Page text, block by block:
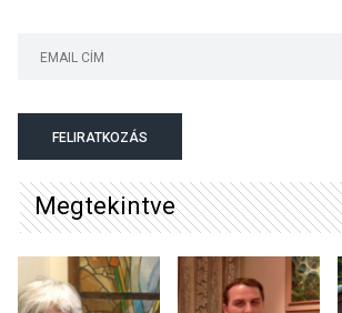
lesz a pilismaróti Duna-
Különleges nyári élményt
kínálnak a szabadtéri
FELIRATKOZÁS
Megtekintve